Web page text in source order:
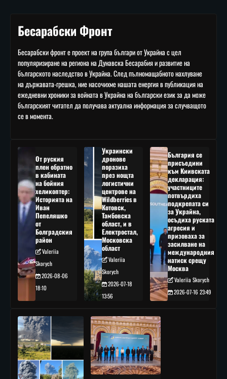
Бесарабски Фронт
Бесарабски фронт е проект на група българи от Украйна с цел
популяризиране на региона на Дунавска Бесарабия и развитие на
българското наследство в Украйна. След пълномащабното нахлуване
на държавата-грешка, ние насочихме нашата енергия в публикация на
ежедневни хроники за войната в Украйна на български език за да може
българският читател да получава актуална информация за случващото
се в момента.
От руския
плен обратно
в кабината
на бойния
хеликоптер:
Историята на
Иван
Пепеляшко
от
Болградския
район
Valeriia
Skorych
2026-08-06
18:10
Украински
дронове
поразиха
през нощта
логистични
центрове на
Wildberries в
Котовск,
Тамбовска
област, и в
Електростал,
Московска
област
Valeriia
Skorych
2026-07-18
13:56
България се
присъедини
към Киивската
декларация:
участниците
потвърдиха
подкрепата си
за Украйна,
осъдиха руската
агресия и
призоваха за
засилване на
международния
натиск срещу
Москва
Valeriia Skorych
2026-07-16 23:49